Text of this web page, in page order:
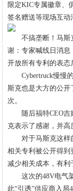
限定KIC专属徽章、
签名赠送等现场互动
不搞垄断！马斯克
谢：专家喊线日消息
开放所有专利的表态
Cybertruck慢慢的
斯克也是大方的公
次。
随后福特CEO吉
克表示了感谢，并高
对于马斯克这样的
相关专利被公开得到
减少相关成本，有利
这次的48V电气架
此“引诱”供应商入